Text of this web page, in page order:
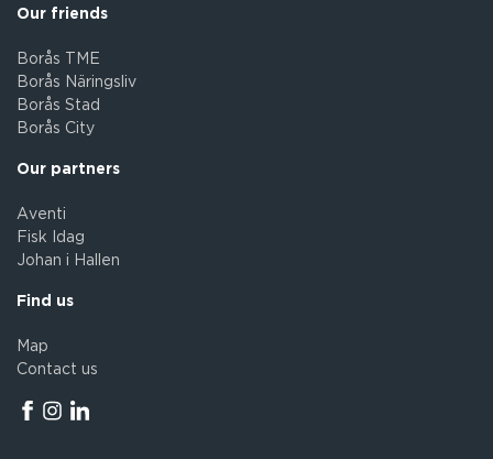
Our friends
Borås TME
Borås Näringsliv
Borås Stad
Borås City
Our partners
Aventi
Fisk Idag
Johan i Hallen
Find us
Map
Contact us